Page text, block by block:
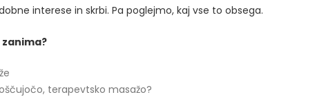
interese in skrbi. Pa poglejmo, kaj vse to obsega.
terapevtsko masažo?